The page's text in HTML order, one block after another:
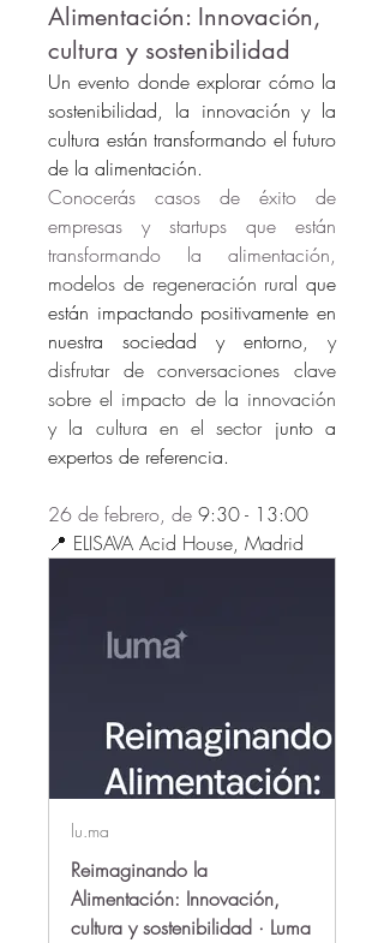
Alimentación: Innovación,
cultura y sostenibilidad
Un evento donde explorar cómo la
sostenibilidad, la innovación y la
cultura están transformando el futuro
de la alimentación.
Conocerás casos de éxito de
empresas y startups que están
modelos de regeneración rural que
están impactando positivamente en
nuestra sociedad y entorno, y
disfrutar de conversaciones clave
sobre el impacto de la innovación
y la cultura en el sector junto a
expertos de referencia.
26 de febrero, de 9:30 - 13:00
📍 ELISAVA Acid House, Madrid
lu.ma
Reimaginando la
Alimentación: Innovación,
cultura y sostenibilidad · Luma